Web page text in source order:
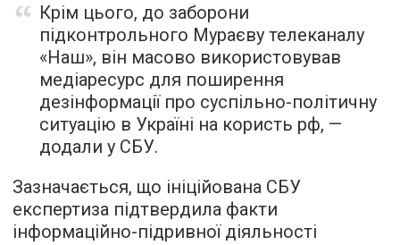
Крім цього, до заборони
підконтрольного Мураєву телеканалу
«Наш», він масово використовував
медіаресурс для поширення
дезінформації про суспільно-політичну
ситуацію в Україні на користь рф, —
додали у СБУ.
Зазначається, що ініційована СБУ
експертиза підтвердила факти
інформаційно-підривної діяльності